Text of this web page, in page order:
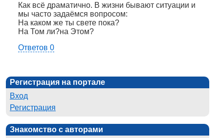
Как всё драматично. В жизни бывают ситуации и
мы часто задаёмся вопросом:
На каком же ты свете пока?
На Том ли?на Этом?
Ответов 0
Регистрация на портале
Вход
Регистрация
Знакомство с авторами